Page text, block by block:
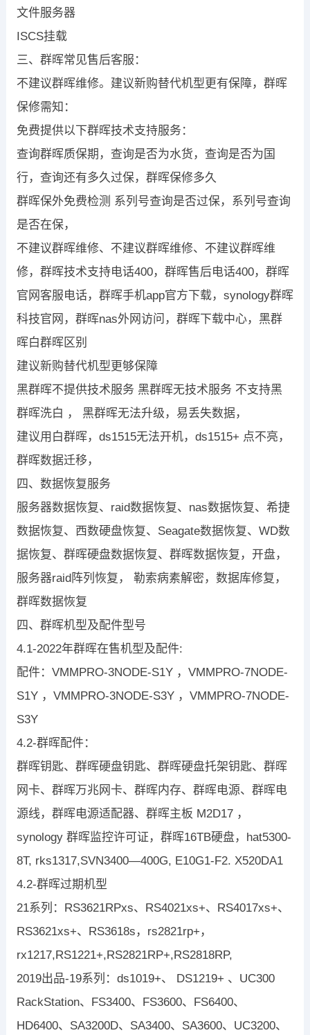
文件服务器
ISCS挂载
三、群晖常见售后客服：
不建议群晖维修。建议新购替代机型更有保障，群晖
保修需知：
免费提供以下群晖技术支持服务：
查询群晖质保期，查询是否为水货，查询是否为国
行，查询还有多久过保，群晖保修多久
群晖保外免费检测 系列号查询是否过保，系列号查询
是否在保，
不建议群晖维修、不建议群晖维修、不建议群晖维
修，群晖技术支持电话400，群晖售后电话400，群晖
官网客服电话，群晖手机app官方下载，synology群晖
科技官网，群晖nas外网访问，群晖下载中心，黑群
晖白群晖区别
建议新购替代机型更够保障
黑群晖不提供技术服务 黑群晖无技术服务 不支持黑
群晖洗白 ， 黑群晖无法升级，易丢失数据，
建议用白群晖，ds1515无法开机，ds1515+ 点不亮，
群晖数据迁移，
四、数据恢复服务
服务器数据恢复、raid数据恢复、nas数据恢复、希捷
数据恢复、西数硬盘恢复、Seagate数据恢复、WD数
据恢复、群晖硬盘数据恢复、群晖数据恢复，开盘，
服务器raid阵列恢复， 勒索病素解密，数据库修复，
群晖数据恢复
四、群晖机型及配件型号
4.1-2022年群晖在售机型及配件:
配件：VMMPRO-3NODE-S1Y ，VMMPRO-7NODE-
S1Y ，VMMPRO-3NODE-S3Y ，VMMPRO-7NODE-
S3Y
4.2-群晖配件：
群晖钥匙、群晖硬盘钥匙、群晖硬盘托架钥匙、群晖
网卡、群晖万兆网卡、群晖内存、群晖电源、群晖电
源线，群晖电源适配器、群晖主板 M2D17 ，
synology 群晖监控许可证，群晖16TB硬盘，hat5300-
8T, rks1317,SVN3400—400G, E10G1-F2. X520DA1
4.2-群晖过期机型
21系列：RS3621RPxs、RS4021xs+、RS4017xs+、
RS3621xs+、RS3618s，rs2821rp+，
rx1217,RS1221+,RS2821RP+,RS2818RP,
2019出品-19系列：ds1019+、 DS1219+ 、UC300
RackStation、FS3400、FS3600、FS6400、
HD6400、SA3200D、SA3400、SA3600、UC3200、